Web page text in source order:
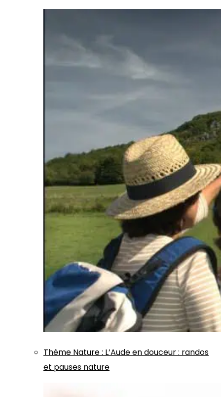
Thème Nature: L’Aude en douceur : randos
et pauses nature